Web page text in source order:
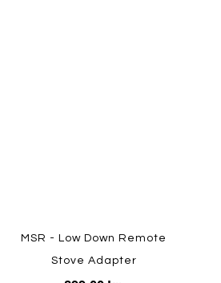
MSR - Low Down Remote
Stove Adapter